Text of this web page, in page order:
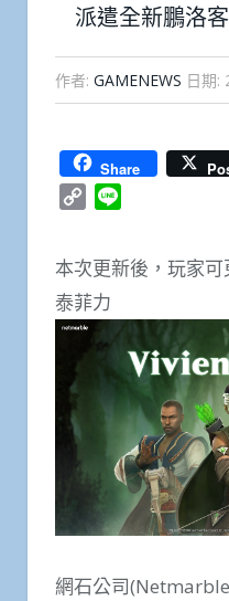
派遣全新鵬洛
作者: GAMENEWS 日期:
Share
Copy
本次更新後，玩家
泰菲力
網石公司